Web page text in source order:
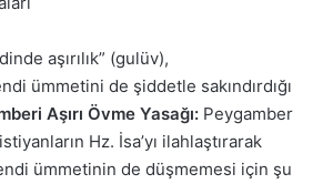
aşırılık” (gulüv),
ümmetini de şiddetle sakındırdığı
Aşırı Övme Yasağı: Peygamber
Hz. İsa’yı ilahlaştırarak
ümmetinin de düşmemesi için şu